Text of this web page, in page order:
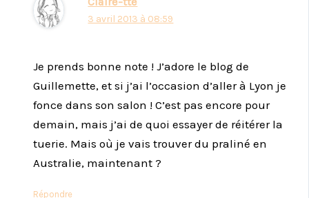
3 avril 2013 à 08:59
Je prends bonne note ! J’adore le blog de
Guillemette, et si j’ai l’occasion d’aller à Lyon je
fonce dans son salon ! C’est pas encore pour
demain, mais j’ai de quoi essayer de réitérer la
tuerie. Mais où je vais trouver du praliné en
Australie, maintenant ?
Répondre